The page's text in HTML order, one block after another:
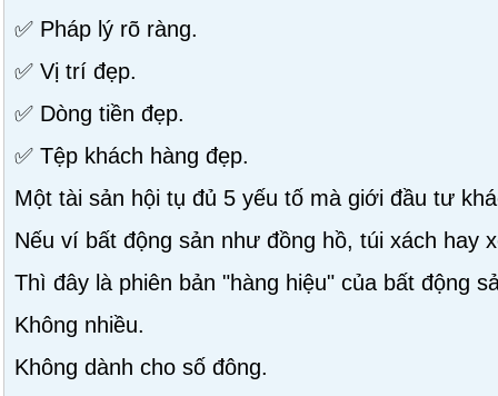
✅ Pháp lý rõ ràng.
✅ Vị trí đẹp.
✅ Dòng tiền đẹp.
✅ Tệp khách hàng đẹp.
Một tài sản hội tụ đủ 5 yếu tố mà giới đầu tư
Nếu ví bất động sản như đồng hồ, túi xách hay
Thì đây là phiên bản "hàng hiệu" của bất động
Không nhiều.
Không dành cho số đông.